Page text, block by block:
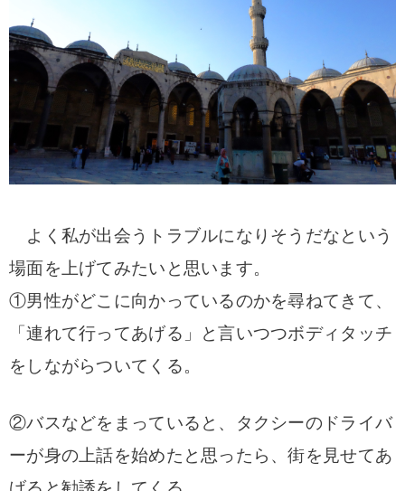
よく私が出会うトラブルになりそうだなという
場面を上げてみたいと思います。
①男性がどこに向かっているのかを尋ねてきて、
「連れて行ってあげる」と言いつつボディタッチ
をしながらついてくる。
②バスなどをまっていると、タクシーのドライバ
ーが身の上話を始めたと思ったら、街を見せてあ